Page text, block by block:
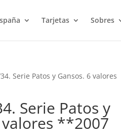
Tarjetas Sobres
Serie Patos y Gansos. 6 valores
Serie Patos y
valores **2007